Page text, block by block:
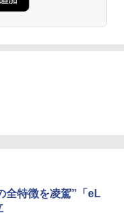
全特徴を凌駕”「eL